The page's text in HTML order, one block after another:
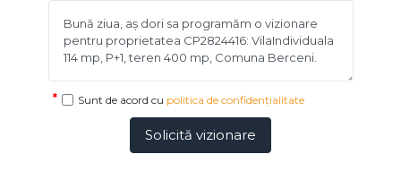
Sunt de acord cu politica de confidențialitate
Solicită vizionare